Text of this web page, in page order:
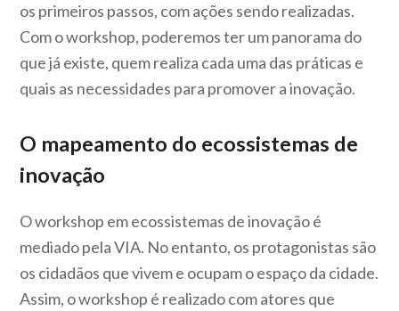
os primeiros passos, com ações sendo realizadas.
Com o workshop, poderemos ter um panorama do
que já existe, quem realiza cada uma das práticas e
quais as necessidades para promover a inovação.
O mapeamento do ecossistemas de
inovação
O workshop em ecossistemas de inovação é
mediado pela VIA. No entanto, os protagonistas são
os cidadãos que vivem e ocupam o espaço da cidade.
Assim, o workshop é realizado com atores que